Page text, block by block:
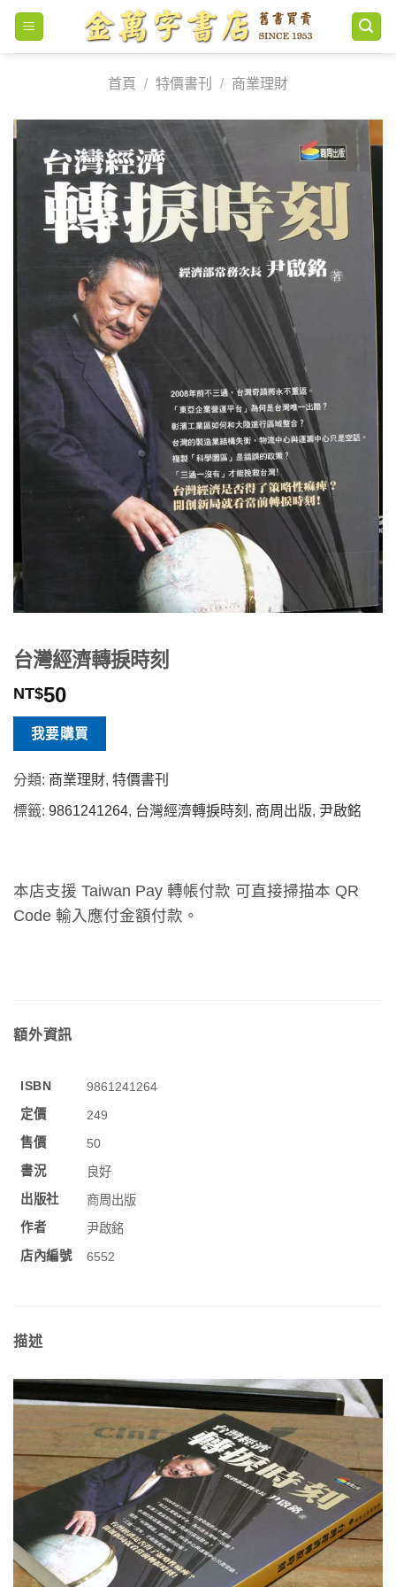
Skip
content
首頁
/ 特價書刊 / 商業理財
台灣經濟轉捩時刻
NT$50
我要購買
分類: 商業理財, 特價書刊
標籤: 9861241264, 台灣經濟轉捩時刻 , 商周出版, 尹啟銘
本店支援 Taiwan Pay 轉帳付款 可直接掃描本 QR
Code 輸入應付金額付款。
額外資訊
ISBN
9861241264
定價
249
售價
50
書況
良好
出版社
商周出版
作者
尹啟銘
店內編號
6552
描述